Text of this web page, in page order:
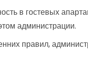
в гостевых
администрации.
правил,